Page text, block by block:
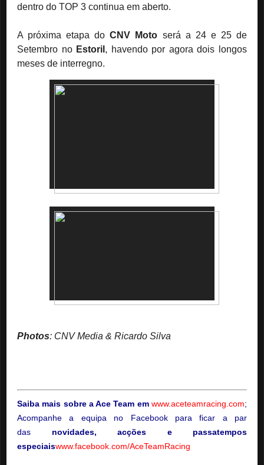
dentro do TOP 3 continua em aberto.
A próxima etapa doCNV Moto será a 24 e 25 de
Setembro no Estoril , havendo por agora dois longos
meses de interregno.
Photos: CNV Media & Ricardo Silva
Saiba mais sobre a Ace Team em www.aceteamracing.com;
Acompanhe a equipa no Facebook para ficar a par
das novidades, acções e passatempos
especiaiswww.facebook.com/AceTeamRacing